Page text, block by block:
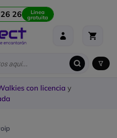
26 Linea
gratuita
con licencia y